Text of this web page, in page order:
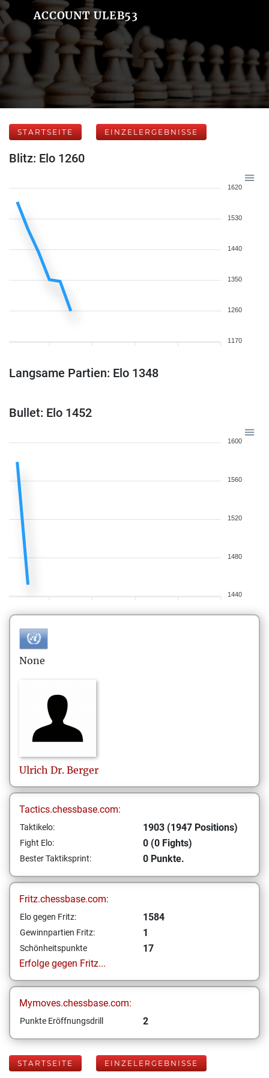
ACCOUNT ULEB53
STARTSEITE EINZELERGEBNISSE
Blitz: Elo 1260
1620
1530
1440
1350
1260
1170
Langsame Partien: Elo 1348
Bullet: Elo 1452
1600
1560
1520
1480
1440
None
Ulrich Dr. Berger
Tactics.chessbase.com:
Taktikelo: 1903 (1947 Positions)
Fight Elo: 0 (0 Fights)
Bester Taktiksprint: 0 Punkte.
Fritz.chessbase.com:
Elo gegen Fritz: 1584
Gewinnpartien Fritz: 1
Schönheitspunkte
17
Erfolge gegen Fritz...
Mymoves.chessbase.com:
Punkte Eröffnungsdrill 2
STARTSEITE EINZELERGEBNISSE